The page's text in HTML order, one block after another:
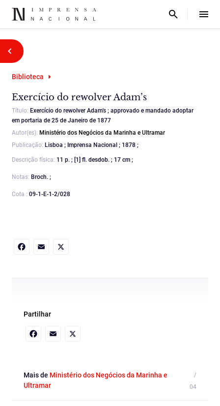
Biblioteca
Exercício do rewolver Adam’s
Título: Exercício do rewolver Adam's ; approvado e mandado adoptar
em portaria de 25 de Janeiro de 1877
Autor(es): Ministério dos Negócios da Marinha e Ultramar
Publicação: Lisboa ; Imprensa Nacional ; 1878 ;
Descrição física: 11 p. ; [1] fl. desdob. ; 17 cm ;
Notas: Broch. ;
Cota : 09-1-E-1-2/028
Partilhar
Mais de Ministério dos Negócios da Marinha e
Ultramar